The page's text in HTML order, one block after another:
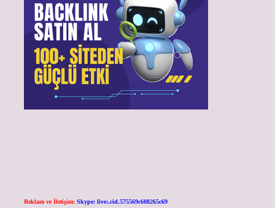
Reklam ve İletişim: Skype: live:.cid.575569c608265c69